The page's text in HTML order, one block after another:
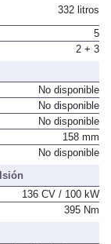
332 litros
5
2 + 3
No disponible
No disponible
No disponible
158 mm
No disponible
136 CV / 100 kW
395 Nm